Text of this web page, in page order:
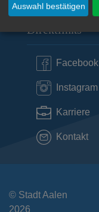
Direktlinks
Facebook
Instagram
Karriere
Kontakt
© Stadt Aalen
2026
Auswahl bestätigen